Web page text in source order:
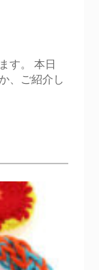
す。 本日
、ご紹介し